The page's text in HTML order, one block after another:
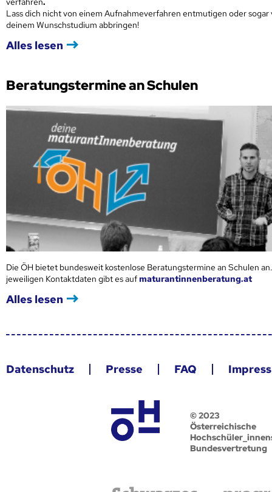
Lass dich nicht von einem Aufnahmeverfahren entmutigen oder sogar
deinem Wunschstudium abbringen!
Alles lesen
Beratungstermine an Schulen
Die ÖH bietet bundesweit kostenlose Beratungstermine an Schulen
jeweiligen Kontaktdaten gibt es aufmaturantinnenberatung.at
Alles lesen
Datenschutz Presse FAQ
© 2023
Österreichische
Bundesvertretung